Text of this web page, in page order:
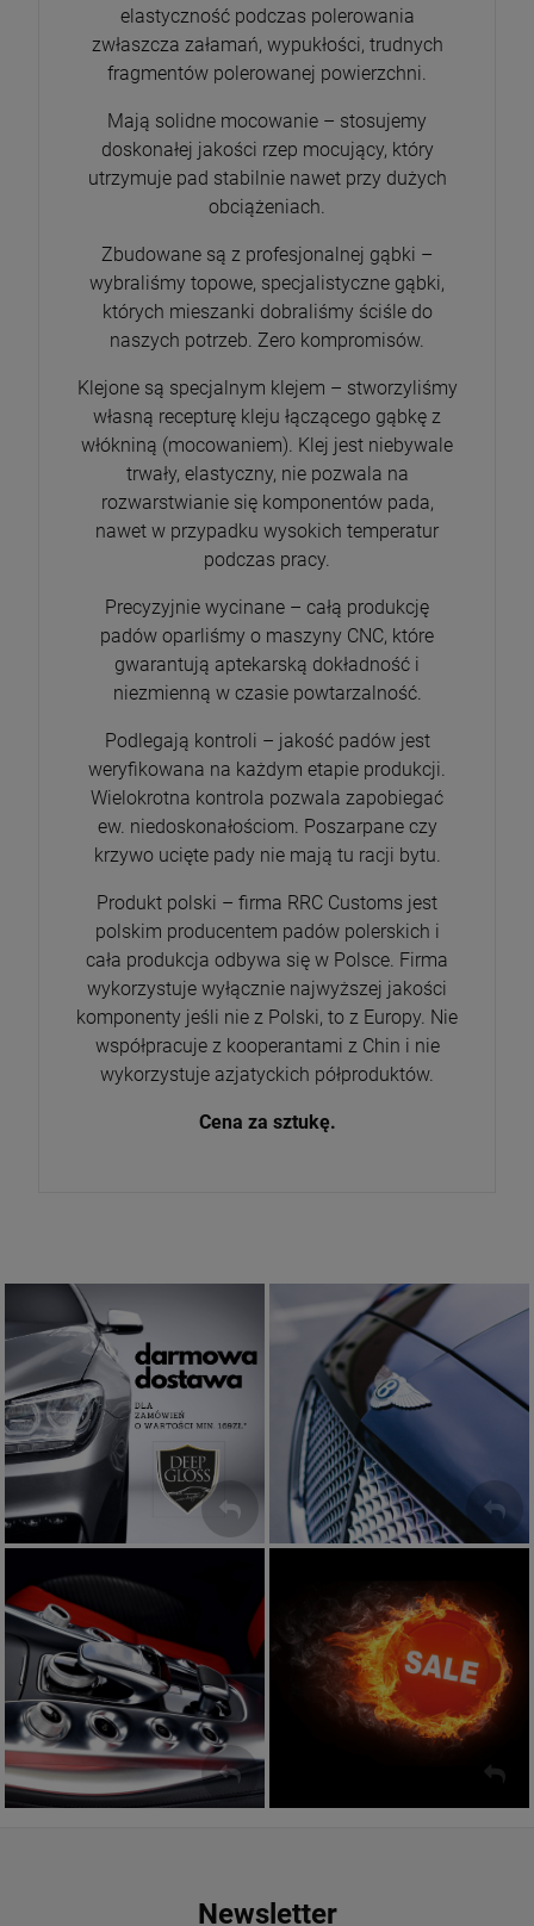
elastyczność podczas polerowania
zwłaszcza załamań, wypukłości, trudnych
fragmentów polerowanej powierzchni.
Mają solidne mocowanie – stosujemy
doskonałej jakości rzep mocujący, który
utrzymuje pad stabilnie nawet przy dużych
obciążeniach.
Zbudowane są z profesjonalnej gąbki –
wybraliśmy topowe, specjalistyczne gąbki,
których mieszanki dobraliśmy ściśle do
naszych potrzeb. Zero kompromisów.
Klejone są specjalnym klejem – stworzyliśmy
własną recepturę kleju łączącego gąbkę z
włókniną (mocowaniem). Klej jest niebywale
trwały, elastyczny, nie pozwala na
rozwarstwianie się komponentów pada,
nawet w przypadku wysokich temperatur
podczas pracy.
Precyzyjnie wycinane – całą produkcję
padów oparliśmy o maszyny CNC, które
gwarantują aptekarską dokładność i
niezmienną w czasie powtarzalność.
Podlegają kontroli – jakość padów jest
weryfikowana na każdym etapie produkcji.
Wielokrotna kontrola pozwala zapobiegać
ew. niedoskonałościom. Poszarpane czy
krzywo ucięte pady nie mają tu racji bytu.
Produkt polski – firma RRC Customs jest
polskim producentem padów polerskich i
cała produkcja odbywa się w Polsce. Firma
wykorzystuje wyłącznie najwyższej jakości
komponenty jeśli nie z Polski, to z Europy. Nie
współpracuje z kooperantami z Chin i nie
wykorzystuje azjatyckich półproduktów.
Cena za sztukę.
Darmowa dostawa
ZŁÓŻ ZAMÓWIENIE
Produkty do nadwozia
SPRAWDŹ!
Newsletter